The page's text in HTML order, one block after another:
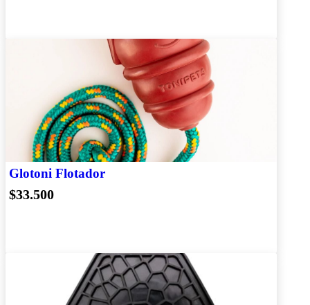
Glotoni Flotador
$33.500